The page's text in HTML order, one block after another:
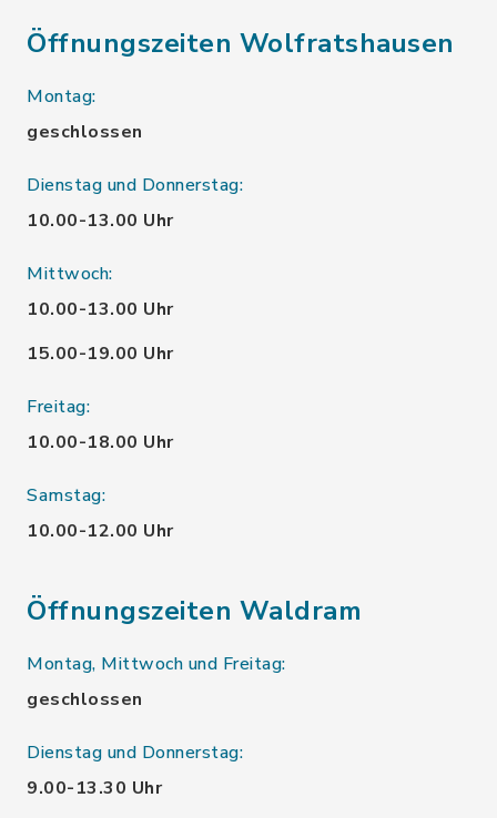
Öffnungszeiten Wolfratshausen
Montag:
geschlossen
Dienstag und Donnerstag:
10.00-13.00 Uhr
Mittwoch:
10.00-13.00 Uhr
15.00-19.00 Uhr
Freitag:
10.00-18.00 Uhr
Samstag:
10.00-12.00 Uhr
Öffnungszeiten Waldram
Montag, Mittwoch und Freitag:
geschlossen
Dienstag und Donnerstag:
9.00-13.30 Uhr